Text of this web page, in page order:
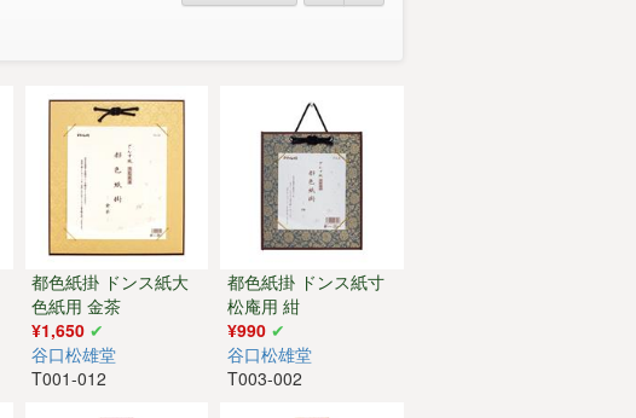
都色紙掛 ドンス紙大
色紙用 金茶
¥1,650
谷口松雄堂
T001-012
都色紙掛 ドンス紙寸
松庵用 紺
¥990
谷口松雄堂
T003-002